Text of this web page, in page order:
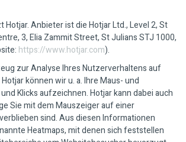
Hotjar. Anbieter ist die Hotjar Ltd., Level 2, St
3, Elia Zammit Street, St Julians STJ 1000,
https://www.hotjar.com).
zur Analyse Ihres Nutzerverhaltens auf
können wir u. a. Ihre Maus- und
Klicks aufzeichnen. Hotjar kann dabei auch
Sie mit dem Mauszeiger auf einer
sind. Aus diesen Informationen
Heatmaps, mit denen sich feststellen